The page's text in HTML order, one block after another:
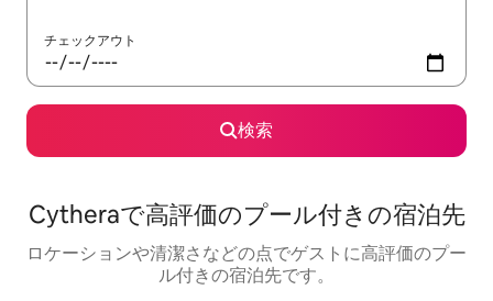
チェックアウト
検索
Cytheraで高評価のプール付きの宿泊先
ロケーションや清潔さなどの点でゲストに高評価のプー
ル付きの宿泊先です。